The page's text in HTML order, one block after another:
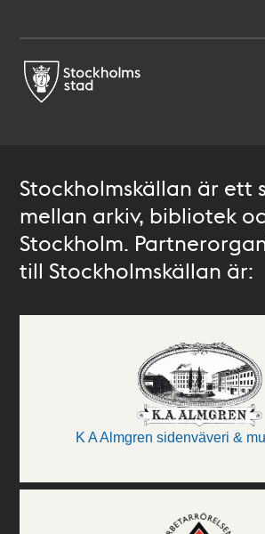
Stockholmskällan är ett
mellan arkiv, bibliotek
Stockholm.
till Stockholmskällan är:
K A Almgren sidenväveri &